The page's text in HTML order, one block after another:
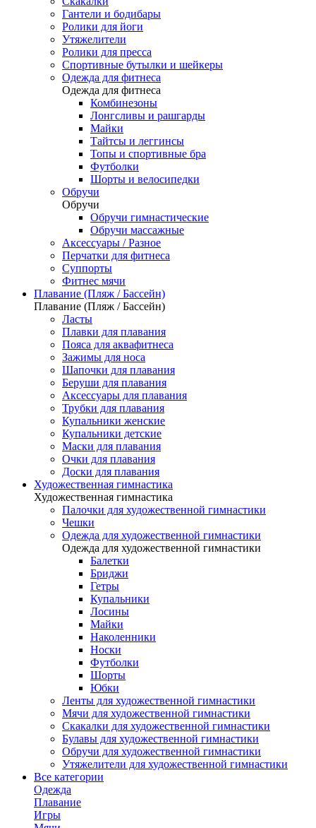
Гантели и бодибары
Ролики для йоги
Утяжелители
Ролики для пресса
Спортивные бутылки и шейкеры
Одежда для фитнеса
Одежда для фитнеса
Комбинезоны
Лонгсливы и рашгарды
Майки
Тайтсы и леггинсы
Топы и спортивные бра
Футболки
Шорты и велосипедки
Обручи
Обручи
Обручи гимнастические
Обручи массажные
Аксессуары / Разное
Перчатки для фитнеса
Суппорты
Фитнес мячи
Плавание (Пляж / Бассейн)
Плавание (Пляж / Бассейн)
Ласты
Плавки для плавания
Пояса для аквафитнеса
Зажимы для носа
Шапочки для плавания
Беруши для плавания
Аксессуары для плавания
Трубки для плавания
Купальники женские
Купальники детские
Маски для плавания
Очки для плавания
Доски для плавания
Художественная гимнастика
Художественная гимнастика
Палочки для художественной гимнастики
Чешки
Одежда для художественной гимнастики
Одежда для художественной гимнастики
Балетки
Бриджи
Гетры
Купальники
Лосины
Майки
Наколенники
Носки
Футболки
Шорты
Юбки
Ленты для художественной гимнастики
Мячи для художественной гимнастики
Скакалки для художественной гимнастики
Булавы для художественной гимнастики
Обручи для художественной гимнастики
Утяжелители для художественной гимнастики
Все категории
Одежда
Плавание
Игры